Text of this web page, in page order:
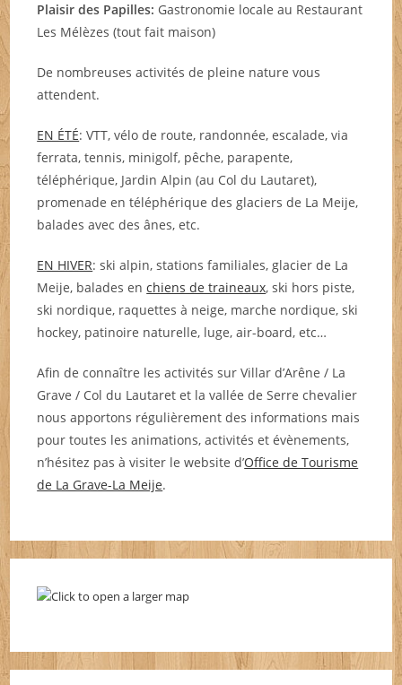
Villar d'Arène en hiver
Villar d'Arène en hiver
Les Enseignes
de Villar d'Arène
Gîte E-bike
'Arène 2
'Arène 3
'Arène 4
Lac du Pontet
Villar d'Arène
Gîte Lac du Pontet 1
Sled dog rides
Sled dog rides
Légende Ski
de Villar d'Arène
Villar d'Arène
Villar d'Arène
Plaisir des Papilles: Gastronomie locale au Restaurant
Les Mélèzes (tout fait maison)
De nombreuses activités de pleine nature vous
attendent.
EN ÉTÉ: VTT, vélo de route, randonnée, escalade, via
ferrata, tennis, minigolf, pêche, parapente,
téléphérique, Jardin Alpin (au Col du Lautaret),
promenade en téléphérique des glaciers de La Meije,
balades avec des ânes, etc.
EN HIVER: ski alpin, stations familiales, glacier de La
Meije, balades enchiens de traineaux, ski hors piste,
ski nordique, raquettes à neige, marche nordique, ski
hockey, patinoire naturelle, luge, air-board, etc…
Afin de connaître les activités sur Villar d’Arêne / La
Grave / Col du Lautaret et la vallée de Serre chevalier
nous apportons régulièrement des informations mais
pour toutes les animations, activités et évènements,
n’hésitez pas à visiter le website d’Office de Tourisme
de La Grave-La Meije.